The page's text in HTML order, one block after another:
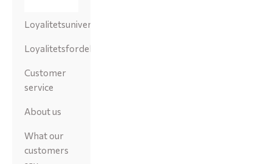
Loyalitetsunivers
Loyalitetsfordele
Customer
service
About us
What our
customers